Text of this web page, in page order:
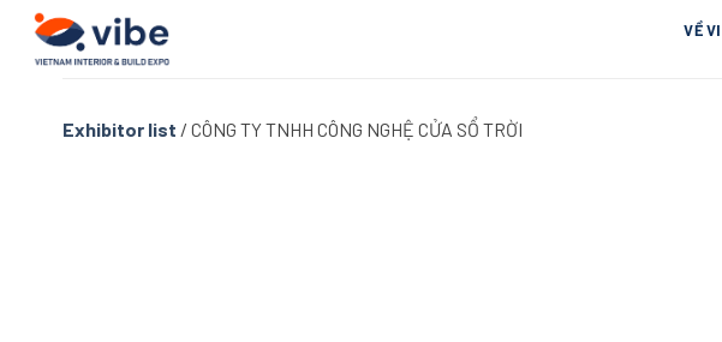
Skip
content
VỀ
Exhibitor list / CÔNG TY TNHH CÔNG NGHỆ CỬA SỔ TRỜI